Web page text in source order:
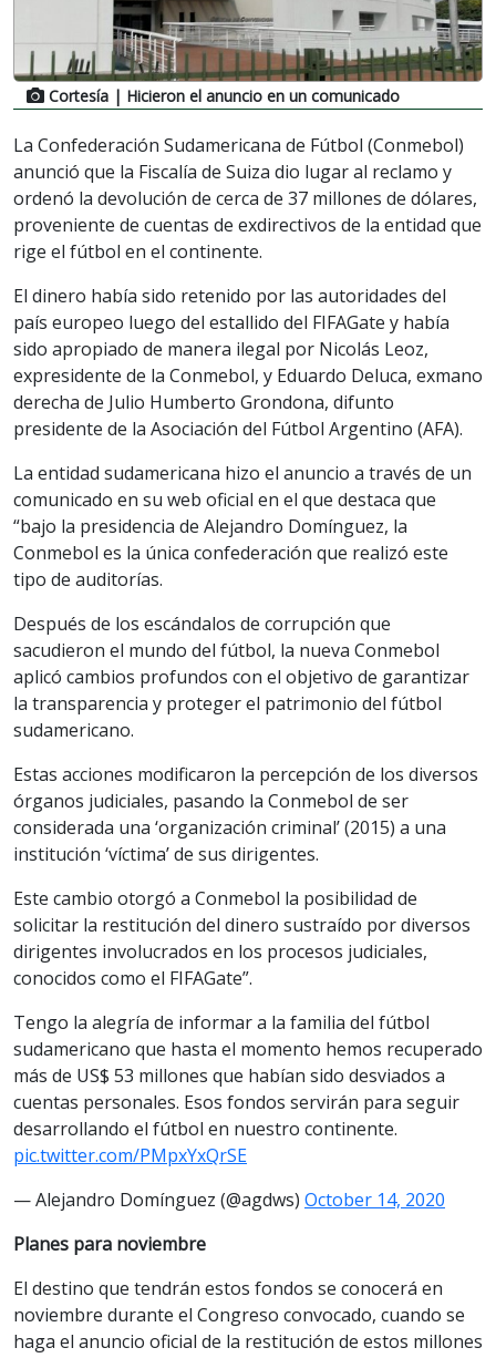
Cortesía | Hicieron el anuncio en un comunicado
La Confederación Sudamericana de Fútbol (Conmebol)
anunció que la Fiscalía de Suiza dio lugar al reclamo y
ordenó la devolución de cerca de 37 millones de dólares,
proveniente de cuentas de exdirectivos de la entidad que
rige el fútbol en el continente.
El dinero había sido retenido por las autoridades del
país europeo luego del estallido del FIFAGate y había
sido apropiado de manera ilegal por Nicolás Leoz,
expresidente de la Conmebol, y Eduardo Deluca, exmano
derecha de Julio Humberto Grondona, difunto
presidente de la Asociación del Fútbol Argentino (AFA).
La entidad sudamericana hizo el anuncio a través de un
comunicado en su web oficial en el que destaca que
“bajo la presidencia de Alejandro Domínguez, la
Conmebol es la única confederación que realizó este
tipo de auditorías.
Después de los escándalos de corrupción que
sacudieron el mundo del fútbol, la nueva Conmebol
aplicó cambios profundos con el objetivo de garantizar
la transparencia y proteger el patrimonio del fútbol
sudamericano.
Estas acciones modificaron la percepción de los diversos
órganos judiciales, pasando la Conmebol de ser
considerada una ‘organización criminal’ (2015) a una
institución ‘víctima’ de sus dirigentes.
Este cambio otorgó a Conmebol la posibilidad de
solicitar la restitución del dinero sustraído por diversos
dirigentes involucrados en los procesos judiciales,
conocidos como el FIFAGate”.
Tengo la alegría de informar a la familia del fútbol
sudamericano que hasta el momento hemos recuperado
más de US$ 53 millones que habían sido desviados a
cuentas personales. Esos fondos servirán para seguir
desarrollando el fútbol en nuestro continente.
pic.twitter.com/PMpxYxQrSE
— Alejandro Domínguez (@agdws) October 14, 2020
Planes para noviembre
El destino que tendrán estos fondos se conocerá en
noviembre durante el Congreso convocado, cuando se
haga el anuncio oficial de la restitución de estos millones